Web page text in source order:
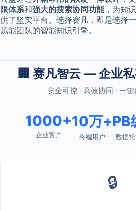
限体系和强大的搜索协同功能，为知
供了坚实平台。选择赛凡，即是选择
赋能团队的智能知识引擎。
🏢 赛凡智云 — 企业
安全可控 · 高效协同 · 一
1000+
企业客户
10万+
终端用户
PB
数据
🔒